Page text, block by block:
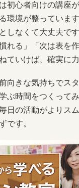
初心者向けの講座が
環境が整っています
しなくて大丈夫です
れる」「次は表を
ていけば、確実に力
向きな気持ちでス
ぶ時間をつくって
日の活動がよりス
です。